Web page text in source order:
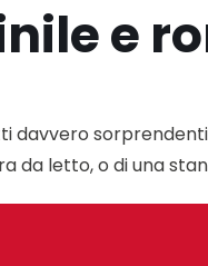
e
davvero
da letto, o di una